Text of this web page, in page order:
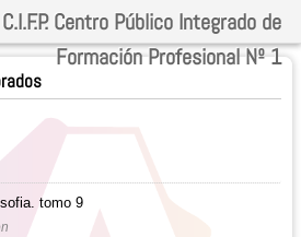
C.I.F.P. Centro Público Integrado de
Formación Profesional Nº 1
tomo 9